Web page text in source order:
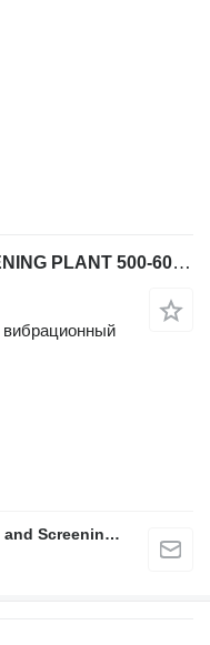
Fabo FTS 15-60 MOBILE SCREENING PLANT 500-600 TPH AVAILABLE IN STOCK
вибрационный
FABO Mobile & Stationary Crushing and Screening Plants | Concrete Batching Plants Manufacturer